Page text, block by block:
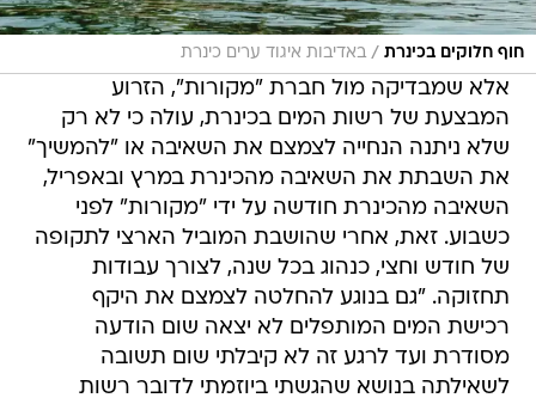
חוף חלוקים בכינרת / באדיבות איגוד ערים כינרת
אלא שמבדיקה מול חברת "מקורות", הזרוע
המבצעת של רשות המים בכינרת, עולה כי לא רק
שלא ניתנה הנחייה לצמצם את השאיבה או "להמשיך"
את השבתת את השאיבה מהכינרת במרץ ובאפריל,
השאיבה מהכינרת חודשה על ידי "מקורות" לפני
כשבוע. זאת, אחרי שהושבת המוביל הארצי לתקופה
של חודש וחצי, כנהוג בכל שנה, לצורך עבודות
תחזוקה. "גם בנוגע להחלטה לצמצם את היקף
רכישת המים המותפלים לא יצאה שום הודעה
מסודרת ועד לרגע זה לא קיבלתי שום תשובה
לשאילתה בנושא שהגשתי ביוזמתי לדובר רשות